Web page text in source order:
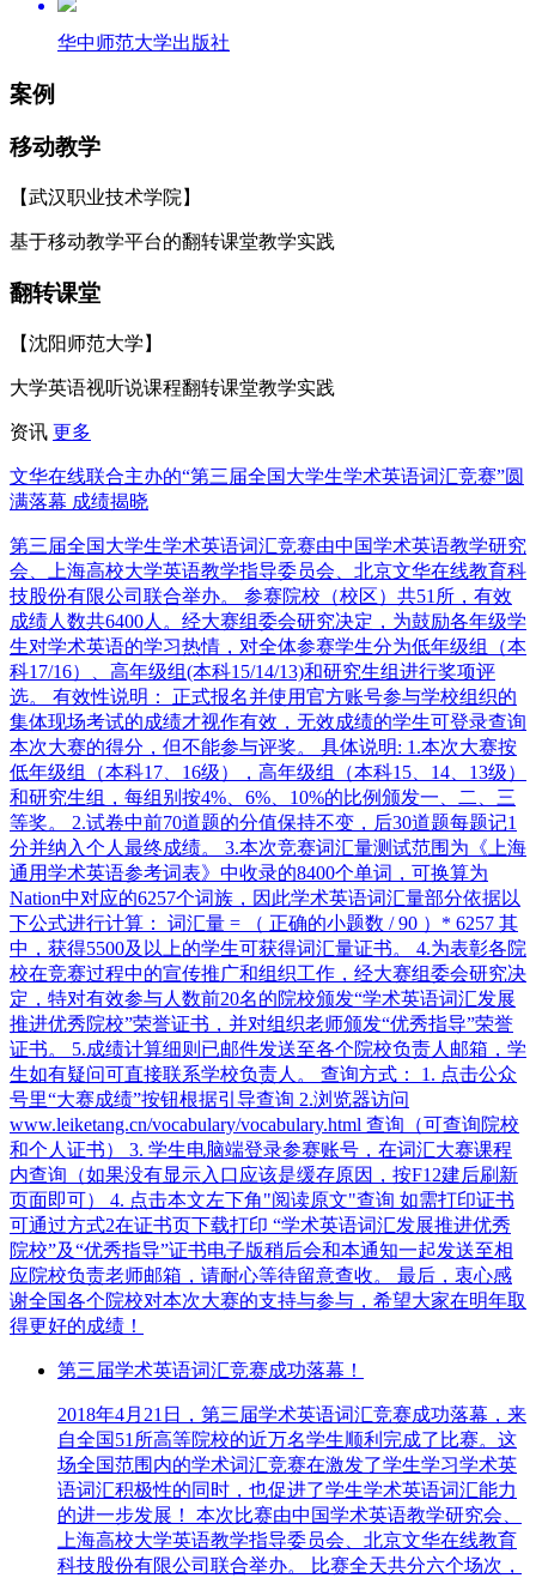
华中师范大学出版社
案例
移动教学
【武汉职业技术学院】
基于移动教学平台的翻转课堂教学实践
翻转课堂
【沈阳师范大学】
大学英语视听说课程翻转课堂教学实践
资讯 更多
文华在线联合主办的“第三届全国大学生学术英语词汇竞赛”圆
满落幕 成绩揭晓
第三届全国大学生学术英语词汇竞赛由中国学术英语教学研究
会、上海高校大学英语教学指导委员会、北京文华在线教育科
技股份有限公司联合举办。 参赛院校（校区）共51所，有效
成绩人数共6400人。经大赛组委会研究决定，为鼓励各年级学
生对学术英语的学习热情，对全体参赛学生分为低年级组（本
科17/16）、高年级组(本科15/14/13)和研究生组进行奖项评
选。 有效性说明： 正式报名并使用官方账号参与学校组织的
集体现场考试的成绩才视作有效，无效成绩的学生可登录查询
本次大赛的得分，但不能参与评奖。 具体说明: 1.本次大赛按
低年级组（本科17、16级），高年级组（本科15、14、13级）
和研究生组，每组别按4%、6%、10%的比例颁发一、二、三
等奖。 2.试卷中前70道题的分值保持不变，后30道题每题记1
分并纳入个人最终成绩。 3.本次竞赛词汇量测试范围为《上海
通用学术英语参考词表》中收录的8400个单词，可换算为
Nation中对应的6257个词族，因此学术英语词汇量部分依据以
下公式进行计算： 词汇量 = （ 正确的小题数 / 90 ）* 6257 其
中，获得5500及以上的学生可获得词汇量证书。 4.为表彰各院
校在竞赛过程中的宣传推广和组织工作，经大赛组委会研究决
定，特对有效参与人数前20名的院校颁发“学术英语词汇发展
推进优秀院校”荣誉证书，并对组织老师颁发“优秀指导”荣誉
证书。 5.成绩计算细则已邮件发送至各个院校负责人邮箱，学
生如有疑问可直接联系学校负责人。 查询方式： 1. 点击公众
号里“大赛成绩”按钮根据引导查询 2.浏览器访问
www.leiketang.cn/vocabulary/vocabulary.html 查询（可查询院校
和个人证书） 3. 学生电脑端登录参赛账号，在词汇大赛课程
内查询（如果没有显示入口应该是缓存原因，按F12建后刷新
页面即可） 4. 点击本文左下角"阅读原文"查询 如需打印证书
可通过方式2在证书页下载打印 “学术英语词汇发展推进优秀
院校”及“优秀指导”证书电子版稍后会和本通知一起发送至相
应院校负责老师邮箱，请耐心等待留意查收。 最后，衷心感
谢全国各个院校对本次大赛的支持与参与，希望大家在明年取
得更好的成绩！
第三届学术英语词汇竞赛成功落幕！
2018年4月21日，第三届学术英语词汇竞赛成功落幕，来
自全国51所高等院校的近万名学生顺利完成了比赛。这
场全国范围内的学术词汇竞赛在激发了学生学习学术英
语词汇积极性的同时，也促进了学生学术英语词汇能力
的进一步发展！ 本次比赛由中国学术英语教学研究会、
上海高校大学英语教学指导委员会、北京文华在线教育
科技股份有限公司联合举办。 比赛全天共分六个场次，